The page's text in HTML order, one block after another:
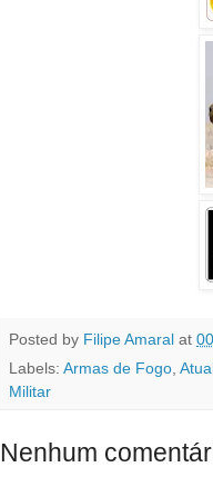
Posted by Filipe Amaral at
Labels: Armas de Fogo,
Militar
Nenhum